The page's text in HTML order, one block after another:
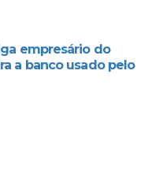
empresário do
a banco usado pelo